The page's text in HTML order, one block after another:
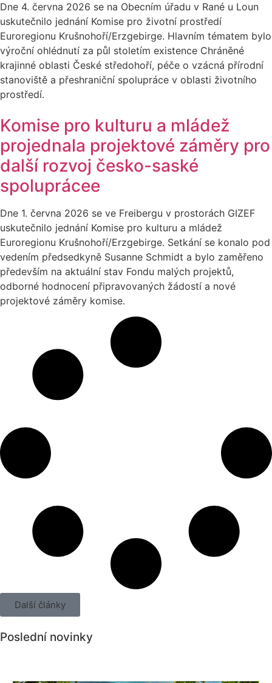
Dne 4. června 2026 se na Obecním úřadu v Rané u Loun
uskutečnilo jednání Komise pro životní prostředí
Euroregionu Krušnohoří/Erzgebirge. Hlavním tématem bylo
výroční ohlédnutí za půl stoletím existence Chráněné
krajinné oblasti České středohoří, péče o vzácná přírodní
stanoviště a přeshraniční spolupráce v oblasti životního
prostředí.
Komise pro kulturu a mládež
projednala projektové záměry pro
další rozvoj česko-saské
spoluprácee
Dne 1. června 2026 se ve Freibergu v prostorách GIZEF
uskutečnilo jednání Komise pro kulturu a mládež
Euroregionu Krušnohoří/Erzgebirge. Setkání se konalo pod
vedením předsedkyně Susanne Schmidt a bylo zaměřeno
především na aktuální stav Fondu malých projektů,
odborné hodnocení připravovaných žádostí a nové
projektové záměry komise.
Další články
Poslední novinky